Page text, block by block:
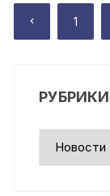
Пагинация
записей
1
РУБРИКИ